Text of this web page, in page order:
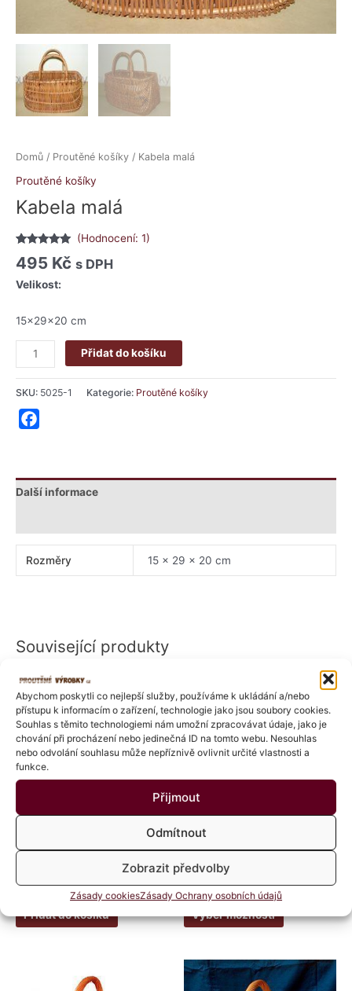
Abychom poskytli co nejlepší služby, používáme k ukládání a/nebo
přístupu k informacím o zařízení, technologie jako jsou soubory cookies.
Souhlas s těmito technologiemi nám umožní zpracovávat údaje, jako je
chování při procházení nebo jedinečná ID na tomto webu. Nesouhlas
nebo odvolání souhlasu může nepříznivě ovlivnit určité vlastnosti a
funkce.
Přijmout
Odmítnout
Zobrazit předvolby
Zásady cookiesZásady Ochrany osobních údajů
Domů / Proutěné košíky / Kabela malá
Proutěné košíky
Kabela malá
Hodnoceno
5.00z 5 na
hodnocení
(Hodnocení: 1)
495 Kč s DPH
Velikost:
15x29x20 cm
Přidat do košíku
SKU: 5025-1 Kategorie: Proutěné košíky
Další informace
Rozměry 15 × 29 × 20 cm
Související produkty
Koš selský tmavý
Hodnocení
362Kč s DPH
Přidat do košíku
Proutěné košíky
Koš kulatý
Hodnocení
0
z
176Kč – 286Kč
176 Kč
až
286 Kč
s DPH
Výběr možností
produkt
má
více
variant.
lze
na
produktu